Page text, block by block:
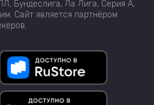
Бундеслига, Ла Лига, Серия А,
Сайт является партнёром